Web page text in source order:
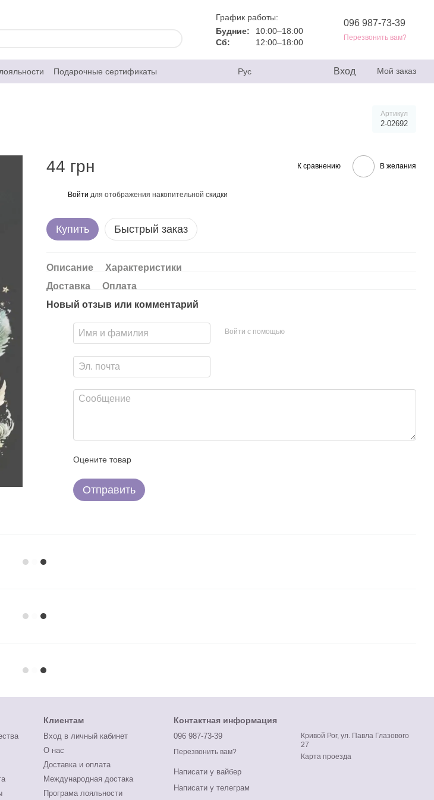
График работы:
Будние:
10:00–18:00
Сб:
12:00–18:00
096 987-73-39
Перезвонить вам?
Подарочные сертификаты
Договор публичной оферты
Рус Вход Мой заказ
Артикул
2-02692
44 грн К сравнению В желания
Войти для отображения накопительной скидки
Купить Быстрый заказ
Описание
Характеристики
Доставка
Оплата
Новый отзыв или комментарий
Войти с помощью
Оцените товар
Отправить
Клиентам
Вход в личный кабинет
О нас
Доставка и оплата
Международная достака
Програма лояльности
Контактная информация
096 987-73-39
Перезвонить вам?
Написати у вайбер
Написати у телеграм
Кривой Рог, ул. Павла Глазового
27
Карта проезда